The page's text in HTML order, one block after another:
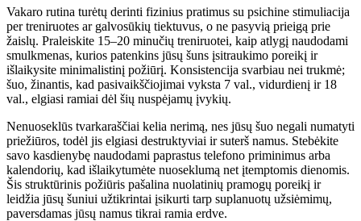
Vakaro rutina turėtų derinti fizinius pratimus su psichine stimuliacija
per treniruotes ar galvosūkių tiektuvus, o ne pasyvią prieigą prie
žaislų. Praleiskite 15–20 minučių treniruotei, kaip atlygį naudodami
smulkmenas, kurios patenkins jūsų šuns įsitraukimo poreikį ir
išlaikysite minimalistinį požiūrį. Konsistencija svarbiau nei trukmė;
šuo, žinantis, kad pasivaikščiojimai vyksta 7 val., vidurdienį ir 18
val., elgiasi ramiai dėl šių nuspėjamų įvykių.
Nenuoseklūs tvarkaraščiai kelia nerimą, nes jūsų šuo negali numatyti
priežiūros, todėl jis elgiasi destruktyviai ir suterš namus. Stebėkite
savo kasdienybę naudodami paprastus telefono priminimus arba
kalendorių, kad išlaikytumėte nuoseklumą net įtemptomis dienomis.
Šis struktūrinis požiūris pašalina nuolatinių pramogų poreikį ir
leidžia jūsų šuniui užtikrintai įsikurti tarp suplanuotų užsiėmimų,
paversdamas jūsų namus tikrai ramia erdve.